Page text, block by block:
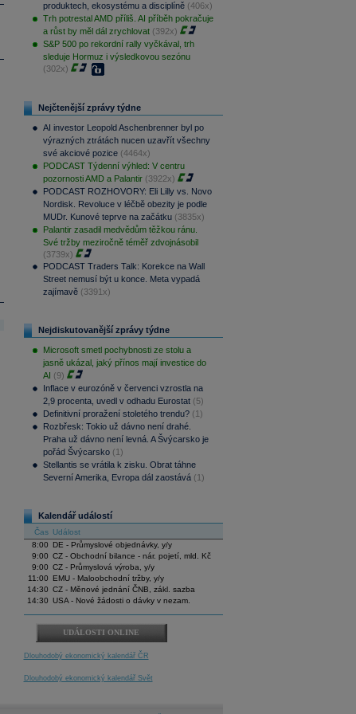
produktech, ekosystému a disciplíně (406x)
Trh potrestal AMD příliš. AI příběh pokračuje
a růst by měl dál zrychlovat (392x)
S&P 500 po rekordní rally vyčkával, trh
sleduje Hormuz i výsledkovou sezónu
(302x)
Nejčtenější zprávy týdne
AI investor Leopold Aschenbrenner byl po
výrazných ztrátách nucen uzavřít všechny
své akciové pozice (4464x)
PODCAST Týdenní výhled: V centru
pozornosti AMD a Palantir (3922x)
PODCAST ROZHOVORY: Eli Lilly vs. Novo
Nordisk. Revoluce v léčbě obezity je podle
MUDr. Kunové teprve na začátku (3835x)
Palantir zasadil medvědům těžkou ránu.
Své tržby meziročně téměř zdvojnásobil
(3739x)
PODCAST Traders Talk: Korekce na Wall
Street nemusí být u konce. Meta vypadá
zajímavě (3391x)
Nejdiskutovanější zprávy týdne
Microsoft smetl pochybnosti ze stolu a
jasně ukázal, jaký přínos mají investice do
AI (9)
Inflace v eurozóně v červenci vzrostla na
2,9 procenta, uvedl v odhadu Eurostat (5)
Definitivní proražení stoletého trendu? (1)
Rozbřesk: Tokio už dávno není drahé.
Praha už dávno není levná. A Švýcarsko je
pořád Švýcarsko (1)
Stellantis se vrátila k zisku. Obrat táhne
Severní Amerika, Evropa dál zaostává (1)
Kalendář událostí
Čas Událost
8:00
DE - Průmyslové objednávky, y/y
9:00 CZ - Obchodní bilance - nár. pojetí, mld. Kč
9:00 CZ - Průmyslová výroba, y/y
11:00
EMU - Maloobchodní tržby, y/y
14:30 CZ - Měnové jednání ČNB, zákl. sazba
14:30 USA - Nové žádosti o dávky v nezam.
UDÁLOSTI ONLINE
Dlouhodobý ekonomický kalendář ČR
Dlouhodobý ekonomický kalendář Svět